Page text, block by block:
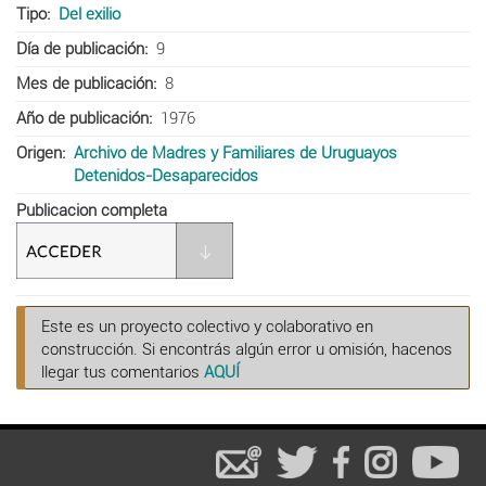
Tipo
Del exilio
Día de publicación
9
Mes de publicación
8
Año de publicación
1976
Origen
Archivo de Madres y Familiares de Uruguayos
Detenidos-Desaparecidos
Publicacion completa
Este es un proyecto colectivo y colaborativo en
construcción. Si encontrás algún error u omisión, hacenos
llegar tus comentarios AQUÍ